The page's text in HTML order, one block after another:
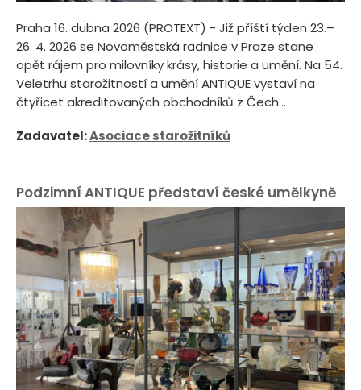
Praha 16. dubna 2026 (PROTEXT) - Již příští týden 23.–
26. 4. 2026 se Novoměstská radnice v Praze stane
opět rájem pro milovníky krásy, historie a umění. Na 54.
Veletrhu starožitností a umění ANTIQUE vystaví na
čtyřicet akreditovaných obchodníků z Čech...
Zadavatel:Asociace starožitníků
Podzimní ANTIQUE představí české umělkyně